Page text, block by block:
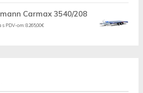
Carmax 3540/208
s PDV-om:8.265,00€